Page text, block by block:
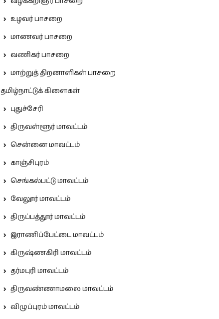
உழவர் பாசறை
மாணவர் பாசறை
வணிகர் பாசறை
மாற்றுத் திறனாளிகள் பாசறை
தமிழ்நாட்டுக் கிளைகள்
புதுச்சேரி
திருவள்ளூர் மாவட்டம்
சென்னை மாவட்டம்
காஞ்சிபுரம்
செங்கல்பட்டு மாவட்டம்
வேலூர் மாவட்டம்
திருப்பத்தூர் மாவட்டம்
இராணிப்பேட்டை மாவட்டம்
கிருஷ்ணகிரி மாவட்டம்
தர்மபுரி மாவட்டம்
திருவண்ணாமலை மாவட்டம்
விழுப்புரம் மாவட்டம்